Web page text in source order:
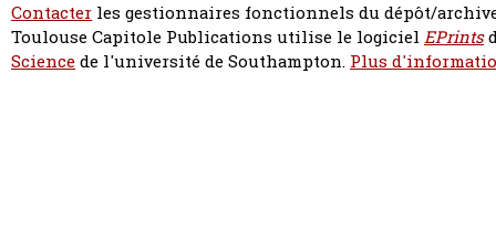
Contacter les gestionnaires fonctionnels du dépôt/
Toulouse Capitole Publications utilise le logiciel EPrints
Sciencede l'université de Southampton. Plus